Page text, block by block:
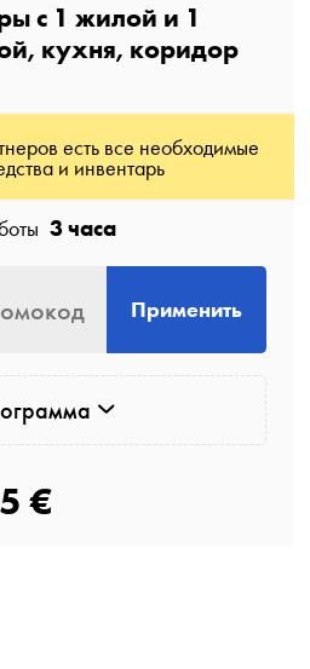
с 1 жилой и 1
, кухня, коридор
есть все необходимые
и инвентарь
3 часа
Применить
€